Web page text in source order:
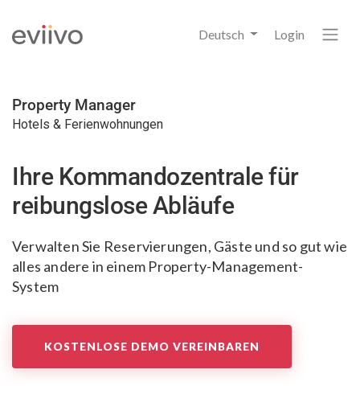
Deutsch Login
Property Manager
Hotels & Ferienwohnungen
Ihre Kommandozentralefür
reibungslose Abläufe
Verwalten Sie Reservierungen, Gäste und so gut wie
alles andere in einem Property-Management-
System
KOSTENLOSE DEMO VEREINBAREN